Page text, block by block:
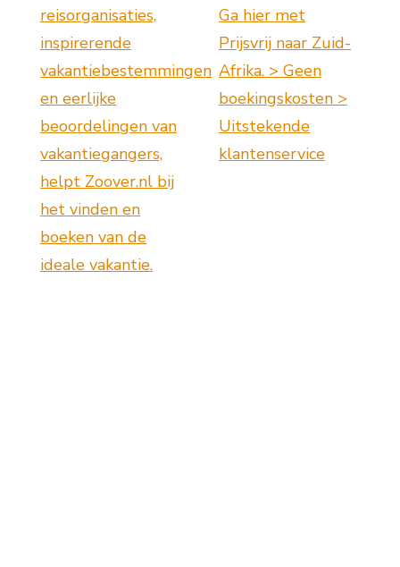
reisorganisaties,
inspirerende
vakantiebestemmingen
en eerlijke
beoordelingen van
vakantiegangers,
helpt Zoover.nl bij
het vinden en
boeken van de
ideale vakantie.
Ga hier met
Prijsvrij naar Zuid-
Afrika. > Geen
boekingskosten >
Uitstekende
klantenservice